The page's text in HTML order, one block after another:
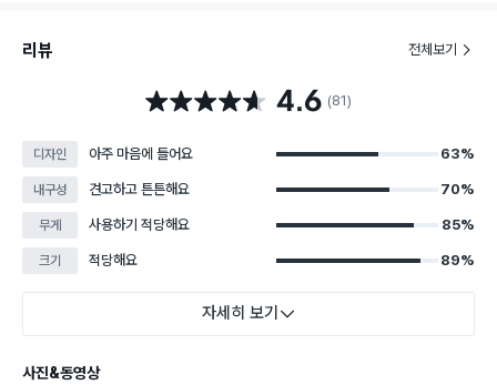
리뷰 전체보기
별점 4.6점 4.6 (81)
디자인 아주 마음에 들어요 63%
내구성 견고하고 튼튼해요 70%
무게 사용하기 적당해요 85%
크기 적당해요 89%
자세히 보기
사진&동영상